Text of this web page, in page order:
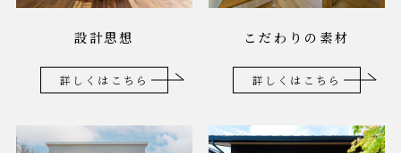
設計思想
詳しくはこちら
こだわりの素材
詳しくはこちら